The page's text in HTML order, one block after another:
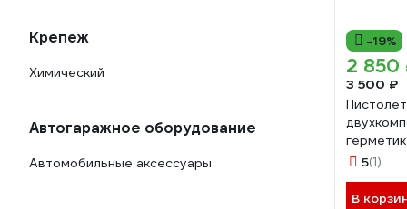
Крепеж
Химический
Автогаражное оборудование
Автомобильные аксессуары
-19%
2 850
3 500 ₽
DUO
5(1)
В